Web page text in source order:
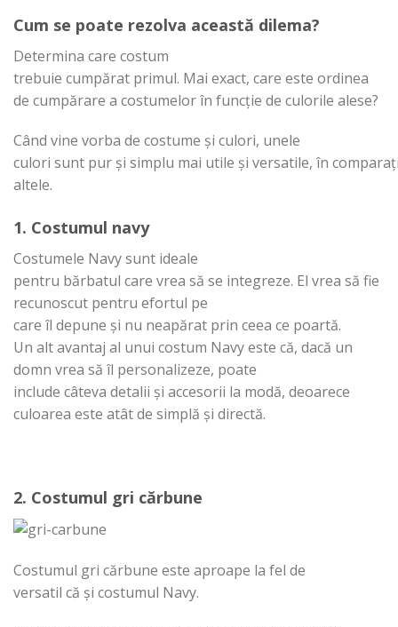
Cum se poate rezolva această dilema?
Determina care costum
trebuie cumpărat primul. Mai exact, care este ordinea
de cumpărare a costumelorîn funcție de culorile alese?
Când vine vorba de costume și culori, unele
culori sunt pur și simplu mai utile și versatile, în
altele.
1. Costumul navy
Costumele Navysunt ideale
pentru bărbatul care vrea să se integreze. El vrea să fie
recunoscut pentru efortul pe
care îl depune și nu neapărat prin ceea ce poartă.
Un altavantaj al unui costum Navy este că, dacă un
domn vrea să îl personalizeze, poate
include câteva detalii și accesorii la modă, deoarece
culoarea este atâtde simplă și directă.
2. Costumul gri cărbune
Costumul gri cărbune este aproape la fel de
versatil că și costumul Navy.